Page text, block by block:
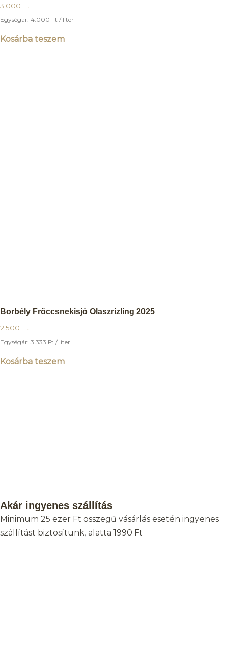
3.000 Ft
Egységár: 4.000 Ft / liter
Kosárba teszem
Borbély Fröccsnekisjó Olaszrizling 2025
2.500 Ft
Egységár: 3.333 Ft / liter
Kosárba teszem
Akár ingyenes szállítás
Minimum 25 ezer Ft összegű vásárlás esetén ingyenes
szállítást biztosítunk, alatta 1990 Ft